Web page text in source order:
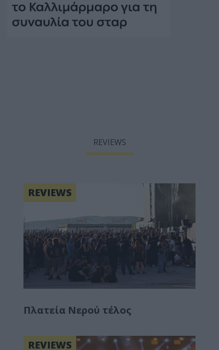
REVIEWS
REVIEWS
Πλατεία Νερού τέλος
REVIEWS